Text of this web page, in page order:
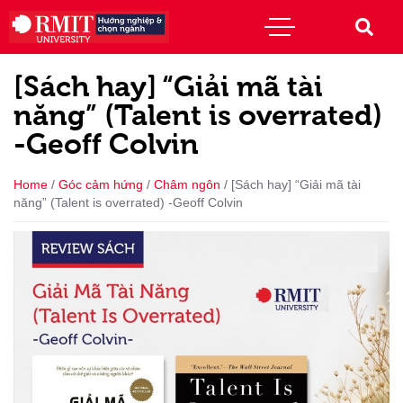
[Sách hay] “Giải mã tài
năng” (Talent is overrated)
-Geoff Colvin
Home / Góc cảm hứng / Châm ngôn / [Sách hay] “Giải mã tài
năng” (Talent is overrated) -Geoff Colvin